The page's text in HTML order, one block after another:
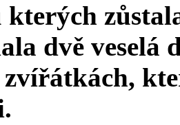
dvě
zvířátkách,